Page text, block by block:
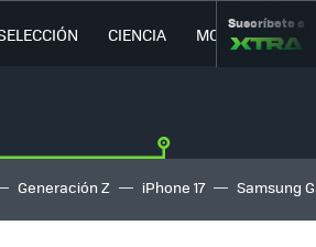
CIENCIA MOVILIDAD
Suscríbete a
Generación Z iPhone 17 Samsung